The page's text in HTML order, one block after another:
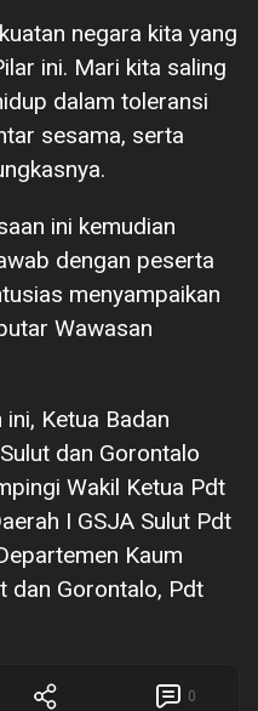
negara kita yang
ini. Mari kita saling
dalam toleransi
sesama, serta
ini kemudian
dengan peserta
menyampaikan
Wawasan
Ketua Badan
dan Gorontalo
Wakil Ketua Pdt
I GSJA Sulut Pdt
Kaum
dan Gorontalo, Pdt
0